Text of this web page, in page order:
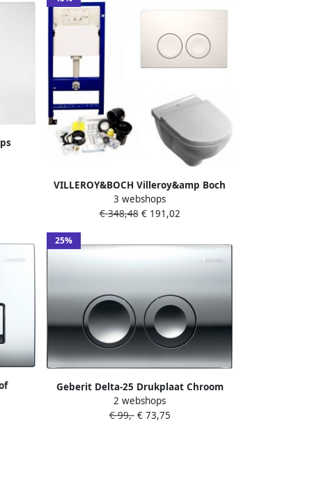
VILLEROY&BOCH Villeroy&amp Boch
O.novo Combipack met standaard
wandcloset closetzitting met deksel en
3 webshops
€ 348,48€ 191,02
25%
Geberit Delta-25 Drukplaat Chroom
Voor De Up100 Inbouwreservoir Delta-
25 Drukplaat Chroom Voor De Up100
2 webshops
€ 99,-€ 73,75